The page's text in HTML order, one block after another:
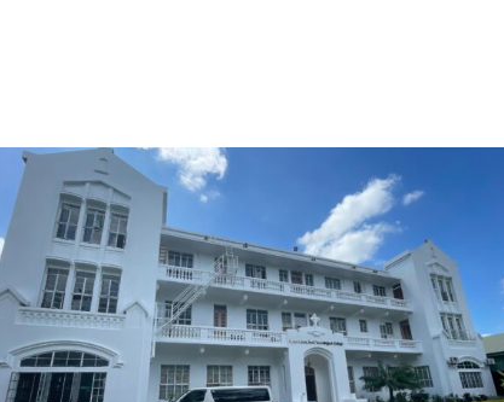
穏やかで人懐っこい人が多い「微笑み
の街」 訪れた人の心を掴んで離さな
い、バコロドシティ。